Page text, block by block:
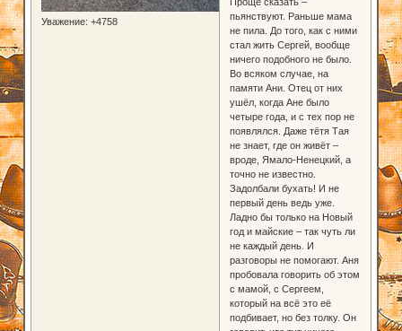
Уважение: +4758
пьянствуют. Раньше мама
не пила. До того, как с ними
стал жить Сергей, вообще
ничего подобного не было.
Во всяком случае, на
памяти Ани. Отец от них
ушёл, когда Ане было
четыре года, и с тех пор не
появлялся. Даже тётя Тая
не знает, где он живёт –
вроде, Ямало-Ненецкий, а
точно не известно.
Задолбали бухать! И не
первый день ведь уже.
Ладно бы только на Новый
год и майские – так чуть ли
не каждый день. И
разговоры не помогают. Аня
пробовала говорить об этом
с мамой, с Сергеем,
который на всё это её
подбивает, но без толку. Он